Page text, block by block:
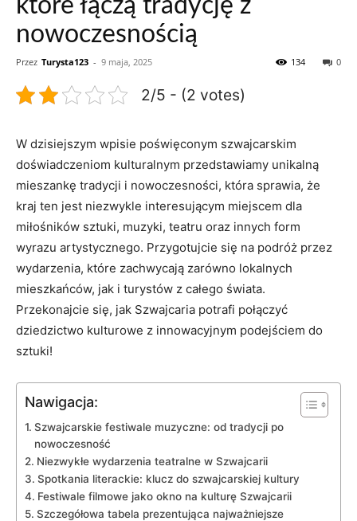
które łączą tradycję z
nowoczesnością
Przez Turysta123 - 9 maja, 2025 0
134
2/5 - (2 votes)
W dzisiejszym wpisie poświęconym szwajcarskim
doświadczeniom kulturalnym przedstawiamy unikalną
mieszankę tradycji ⁢i nowoczesności, która sprawia, że‍
kraj​ ten jest niezwykle interesującym miejscem dla‌
miłośników sztuki, muzyki, ‌teatru ‍oraz innych form
wyrazu artystycznego.‍ Przygotujcie się na ⁢podróż przez
wydarzenia, które zachwycają zarówno lokalnych
mieszkańców, jak i turystów z całego świata.
Przekonajcie się,⁤ jak⁣ Szwajcaria potrafi połączyć
dziedzictwo kulturowe z innowacyjnym podejściem do
sztuki!
Nawigacja:
Szwajcarskie festiwale muzyczne: od tradycji po
nowoczesność
Niezwykłe wydarzenia ⁢teatralne ‍w Szwajcarii
Spotkania literackie: klucz‍ do szwajcarskiej kultury
Festiwale filmowe jako okno na kulturę Szwajcarii
Szczegółowa tabela prezentująca‌ najważniejsze